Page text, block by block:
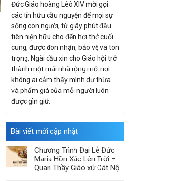
Đức Giáo hoàng Lêô XIV mời gọi
các tín hữu cầu nguyện để mọi sự
sống con người, từ giây phút đầu
tiên hiện hữu cho đến hơi thở cuối
cùng, được đón nhận, bảo vệ và tôn
trọng. Ngài cầu xin cho Giáo hội trở
thành một mái nhà rộng mở, nơi
không ai cảm thấy mình dư thừa
và phẩm giá của mỗi người luôn
được gìn giữ.
Bài viết mới cập nhật
Chương Trình Đại Lễ Đức
Maria Hồn Xác Lên Trời –
Quan Thầy Giáo xứ Cát Nội